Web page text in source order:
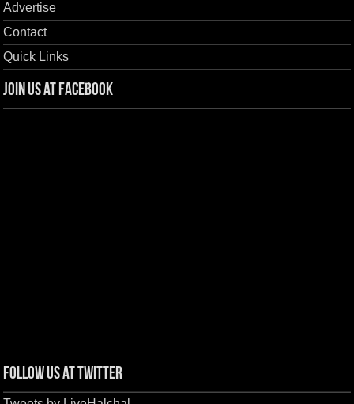
Advertise
Contact
Quick Links
Join us at Facebook
Follow us at Twitter